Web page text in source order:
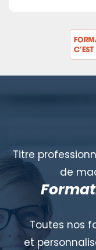
Titre
de
Toutes nos
et